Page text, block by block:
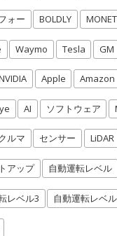
ォー BOLDLY
Waymo Tesla GM
Apple Amazon
AI ソフトウェア
ルマ センサー LiDAR
アップ 自動運転レベル
レベル3 自動運転レベ